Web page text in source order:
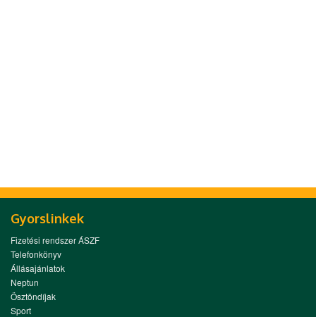
Gyorslinkek
Fizetési rendszer ÁSZF
Telefonkönyv
Állásajánlatok
Neptun
Ösztöndíjak
Sport